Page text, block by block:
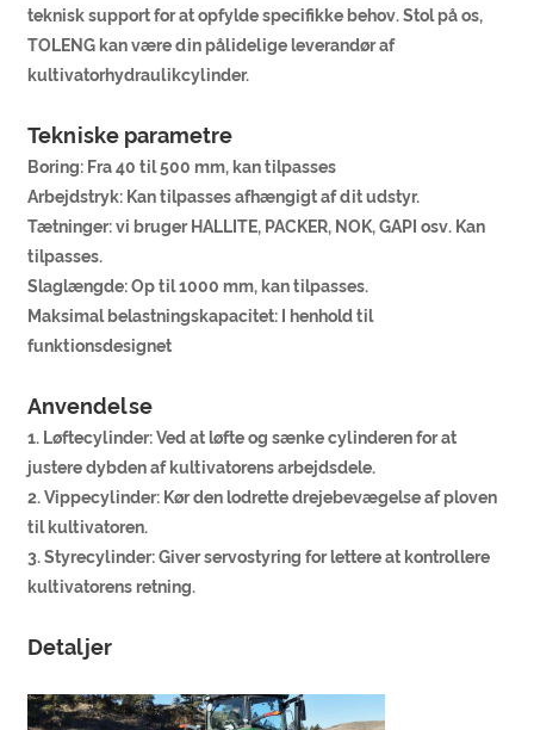
teknisk support for at opfylde specifikke behov. Stol på os,
TOLENG kan være din pålidelige leverandør af
kultivatorhydraulikcylinder.
Tekniske parametre
Boring: Fra 40 til 500 mm, kan tilpasses
Arbejdstryk: Kan tilpasses afhængigt af dit udstyr.
Tætninger: vi bruger HALLITE, PACKER, NOK, GAPI osv. Kan
tilpasses.
Slaglængde: Op til 1000 mm, kan tilpasses.
Maksimal belastningskapacitet: I henhold til
funktionsdesignet
Anvendelse
1. Løftecylinder: Ved at løfte og sænke cylinderen for at
justere dybden af ​​kultivatorens arbejdsdele.
2. Vippecylinder: Kør den lodrette drejebevægelse af ploven
til kultivatoren.
3. Styrecylinder: Giver servostyring for lettere at kontrollere
kultivatorens retning.
Detaljer